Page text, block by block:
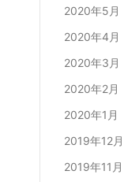
2020年5月
2020年4月
2020年3月
2020年2月
2020年1月
2019年12月
2019年11月